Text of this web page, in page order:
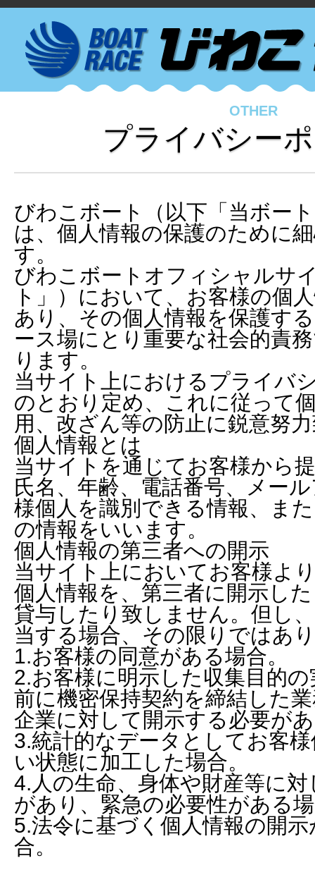
OTHER
プライバシー
びわこボート（以下「当ボー
は、個人情報の保護のために
す。
びわこボートオフィシャルサ
ト」）において、お客様の個
あり、その個人情報を保護す
ース場にとり重要な社会的責
ります。
当サイト上におけるプライバ
のとおり定め、これに従って
用、改ざん等の防止に鋭意努
個人情報とは
当サイトを通じてお客様から
氏名、年齢、電話番号、メー
様個人を識別できる情報、ま
の情報をいいます。
個人情報の第三者への開示
当サイト上においてお客様よ
個人情報を、第三者に開示し
貸与したり致しません。但し
当する場合、その限りではあ
1.お客様の同意がある場合。
2.お客様に明示した収集目的
前に機密保持契約を締結した
企業に対して開示する必要が
3.統計的なデータとしてお客
い状態に加工した場合。
4.人の生命、身体や財産等に
があり、緊急の必要性がある
5.法令に基づく個人情報の開
合。